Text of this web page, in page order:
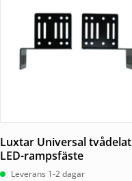
Luxtar Universal tvådelat
LED-rampsfäste
Leverans 1-2 dagar